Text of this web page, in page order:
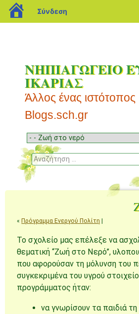
ΝΗΠΙΑΓΩΓΕΙΟ
ΙΚΑΡΙΑΣ
Άλλος ένας ιστότοπος
Blogs.sch.gr
Μενού
Μετάβαση
σε
περιεχόμενο
Αναζήτηση
« Πρόγραμμα Ενεργού Πολίτη
Το σχολείο μας επέλεξε να
θεματική “Ζωή στο Νερό”,
που αφορούσαν τη μόλυνση του
συγκεκριμένα του υγρού
προγράμματος ήταν:
να γνωρίσουν τα παιδιά
blogs.sch.gr
Σύνδεση